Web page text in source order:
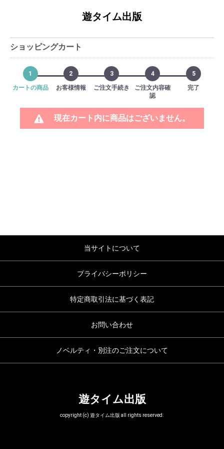
遊タイム出版
ショッピングカート
1
カートの商品
2
お客様情報
3
ご注文手続き
4
ご注文内容確
認
5
完了
現在カート内に商品はございません。
当サイトについて
プライバシーポリシー
特定商取引法に基づく表記
お問い合わせ
ノベルティ・別注のご注文について
遊タイム出版
copyright (c) 遊タイム出版 all rights reserved.